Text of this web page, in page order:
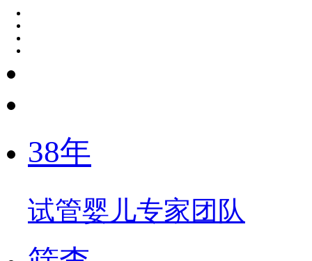
38年
试管婴儿专家团队